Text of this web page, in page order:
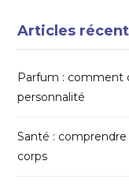
Articles
Parfum : comment
personnalité
Santé :
corps